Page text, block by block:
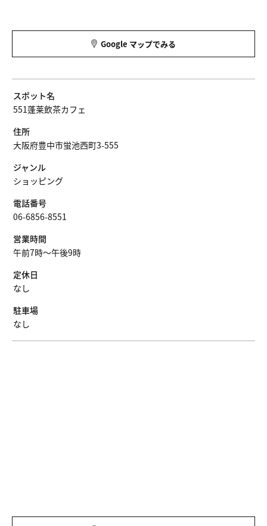
Google マップでみる
スポット名
551蓬莱飲茶カフェ
住所
大阪府豊中市蛍池西町3-555
ジャンル
ショッピング
電話番号
06-6856-8551
営業時間
午前7時～午後9時
定休日
なし
駐車場
なし